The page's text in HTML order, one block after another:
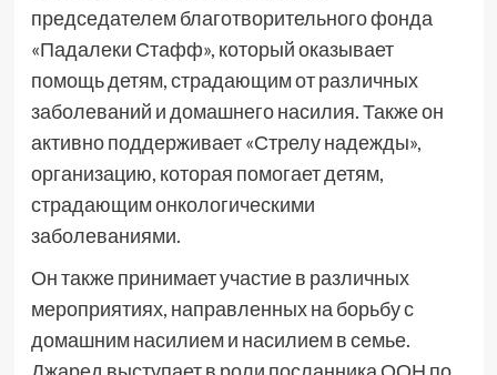
председателем благотворительного фонда
«Падалеки Стафф», который оказывает
помощь детям, страдающим от различных
заболеваний и домашнего насилия. Также он
активно поддерживает «Стрелу надежды»,
организацию, которая помогает детям,
страдающим онкологическими
заболеваниями.
Он также принимает участие в различных
мероприятиях, направленных на борьбу с
домашним насилием и насилием в семье.